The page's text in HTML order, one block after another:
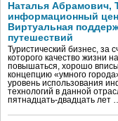
Наталья Абрамович,
информационный
Виртуальная
путешествий
Туристический бизнес, за
которого качество жизни
повышаться, хорошо
концепцию «умного
уровень использования
технологий в данной
пятнадцать-двадцать лет …